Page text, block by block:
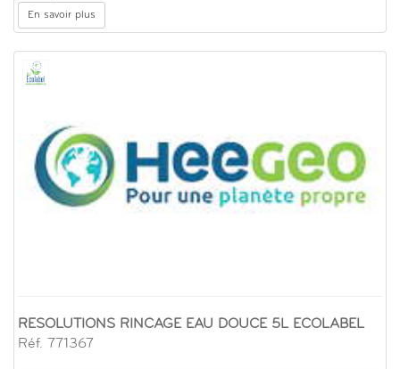
En savoir plus
RESOLUTIONS RINCAGE EAU DOUCE 5L ECOLABEL
Réf. 771367